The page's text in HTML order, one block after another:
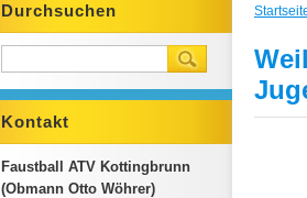
Durchsuchen
Kontakt
Faustball ATV Kottingbrunn
(Obmann Otto Wöhrer)